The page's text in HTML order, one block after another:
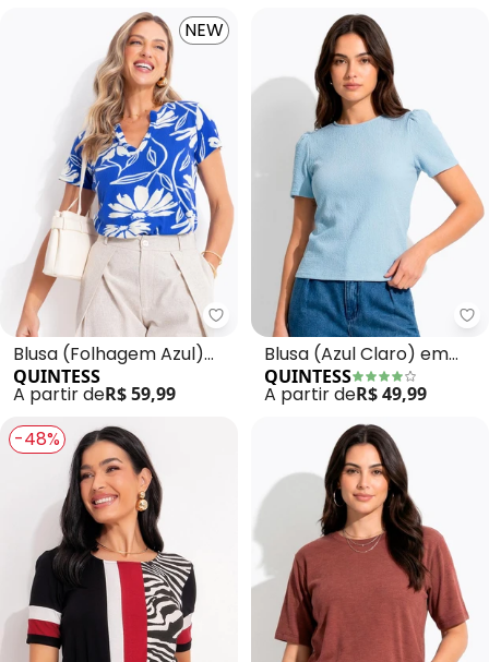
NEW
Quintess - Blusa (Folhagem
Blusa (Folhagem Azul)
em Malha Canelada
QUINTESS
A partir deR$ 59,99
Blusa (Azul Claro) em
Malha Texturizada
QUINTESS
A partir deR$ 49,99
-48%